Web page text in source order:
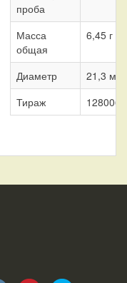
проба
Масса
общая
6,45 г
Диаметр
21,3 мм
Тираж
128006